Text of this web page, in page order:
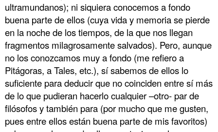
ultramundanos); ni siquiera conocemos a fondo
buena parte de ellos (cuya vida y memoria se pierde
en la noche de los tiempos, de la que nos llegan
fragmentos milagrosamente salvados). Pero, aunque
no los conozcamos muy a fondo (me refiero a
Pitágoras, a Tales, etc.), sí sabemos de ellos lo
suficiente para deducir que no coinciden entre sí más
de lo que pudieran hacerlo cualquier –otro- par de
filósofos y también para (por mucho que me gusten,
pues entre ellos están buena parte de mis favoritos)